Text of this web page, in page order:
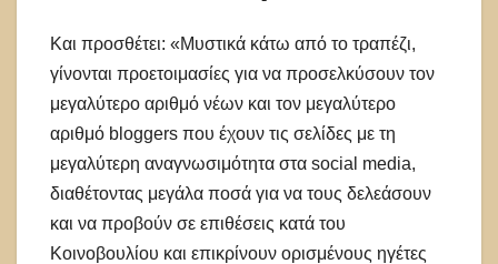
Και προσθέτει: «Μυστικά κάτω από το τραπέζι,
γίνονται προετοιμασίες για να προσελκύσουν τον
μεγαλύτερο αριθμό νέων και τον μεγαλύτερο
αριθμό bloggers που έχουν τις σελίδες με τη
μεγαλύτερη αναγνωσιμότητα στα social media,
διαθέτοντας μεγάλα ποσά για να τους δελεάσουν
και να προβούν σε επιθέσεις κατά του
Κοινοβουλίου και επικρίνουν ορισμένους ηγέτες